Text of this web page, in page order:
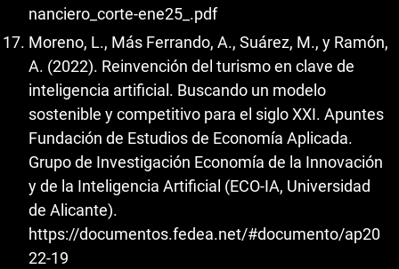
nanciero_corte-ene25_.pdf
Moreno, L., Más Ferrando, A., Suárez, M., y Ramón,
A. (2022). Reinvención del turismo en clave de
inteligencia artificial. Buscando un modelo
sostenible y competitivo para el siglo XXI. Apuntes
Fundación de Estudios de Economía Aplicada.
Grupo de Investigación Economía de la Innovación
y de la Inteligencia Artificial (ECO-IA, Universidad
de Alicante).
https://documentos.fedea.net/#documento/ap20
22-19